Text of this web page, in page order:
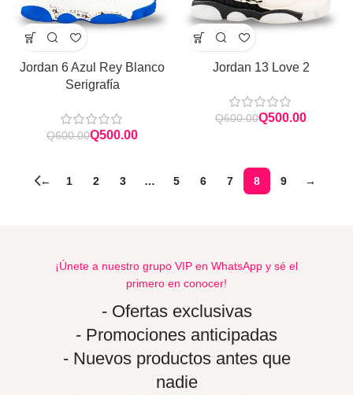
Jordan 6 Azul Rey Blanco
Serigrafía
Q600.00Q500.00
Jordan 13 Love 2
Q600.00Q500.00
← 1 2 3 … 5 6 7 8 9 →
¡Únete a nuestro grupo VIP en WhatsApp y sé el
primero en conocer!
- Ofertas exclusivas
- Promociones anticipadas
- Nuevos productos antes que
nadie